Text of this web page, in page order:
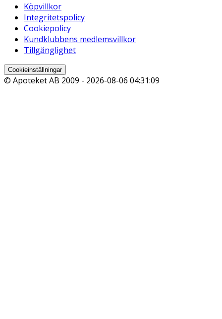
Köpvillkor
Integritetspolicy
Cookiepolicy
Kundklubbens medlemsvillkor
Tillgänglighet
Cookieinställningar
© Apoteket AB 2009 - 2026-08-06 04:31:09